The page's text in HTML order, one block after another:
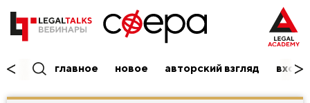
главное новое авторский взгляд вход/